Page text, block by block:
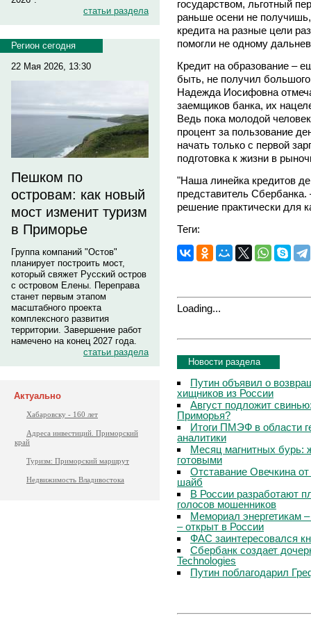
статьи раздела
Регион сегодня
22 Мая 2026, 13:30
Пешком по
островам: как новый
мост изменит туризм
в Приморье
Группа компаний "Остов"
планирует построить мост,
который свяжет Русский остров
с островом Елены. Переправа
станет первым этапом
масштабного проекта
комплексного развития
территории. Завершение работ
намечено на конец 2027 года.
статьи раздела
Актуально
Хабаровску - 160 лет
Адреса инвестиций. Приморский
край
Туризм: Приморский маршрут
Недвижимость Владивостока
государством, льготный
раньше осени не
кредита на разные цели
помогли не одному
Кредит на образование –
быть, не получил
Надежда Иосифовна
заемщиков банка, их
Ведь пока молодой
процент за пользование
начать только с первой
подготовка к жизни в
"Наша линейка кредитов
представитель
решение практически для
Теги:
Loading...
Новости раздела
Путин объявил о
хищников из России
Август подложит
Приморья?
Итоги ПМЭФ в области
аналитики
Месяц магнитных бурь:
готовыми
Отставание Овечкина
шайб
В России разработают
голосов мошенников
Мемориал энергетикам
– открыт в России
ФАС заинтересовался
Сбербанк создает
Technologies
Путин поблагодарил